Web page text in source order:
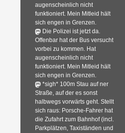
augenscheinlich nicht
funktioniert. Mein Mitleid hält
sich engen in Grenzen.
Die Polizei ist jetzt da.
Offenbar hat der Bus versucht
vorbei zu kommen. Hat
augenscheinlich nicht
funktioniert. Mein Mitleid hält
sich engen in Grenzen.
*sigh* 100m Stau auf ner
Straße, auf der es sonst
halbwegs vorwärts geht. Stellt
sich raus: Porsche-Fahrer hat
die Zufahrt zum Bahnhof (incl.
Parkplätzen, Taxiständen und